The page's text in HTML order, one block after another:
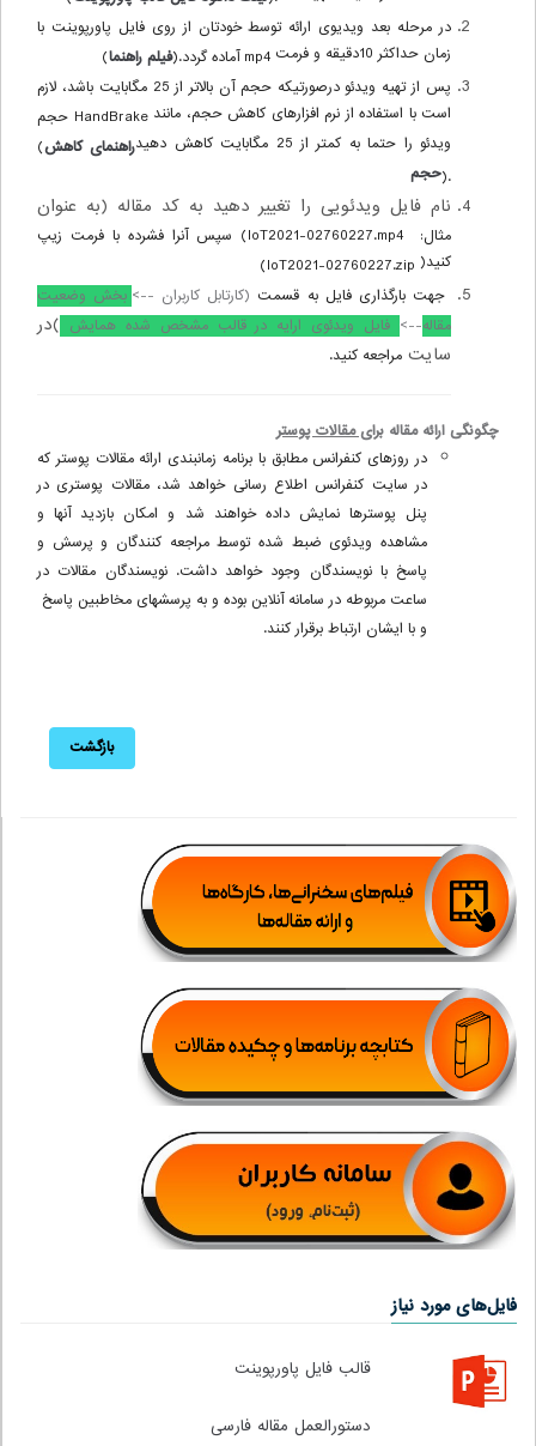
در مرحله بعد ویدیوی ارائه توسط خودتان از روی فایل پاورپوینت با
زمان حداکثر 10دقیقه و فرمت mp4آماده گردد (فیلم راهنما).
پس از تهیه ویدئو درصورتیکه حجم آن بالاتر از 25 مگابایت باشد، لازم
است با استفاده از نرم افزارهای کاهش حجم، مانند HandBrake حجم
ویدئو را حتما به کمتر از 25 مگابایت کاهش دهید (راهنمای کاهش
حجم).
نام فایل ویدئویی را تغییر دهید به کد مقاله (به عنوان
مثال: IoT2021-02760227.mp4) سپس آنرا فشرده با فرمت زیپ
کنید( IoT2021-02760227.zip
)
جهت بارگذاری فایل به قسمت (کارتابل کاربران --> بخش وضعیت
مقاله--> فایل ویدئوی ارایه در قالب مشخص شده همایش )در
سایت مراجعه کنید.
چگونگی ارائه مقاله برای مقالات پوستر
در روزهای کنفرانس مطابق با برنامه زمان­بندی ارائه مقالات پوستر که
در سایت کنفرانس اطلاع رسانی خواهد شد، مقالات پوستری در
پنل پوسترها نمایش داده خواهند شد و امکان بازدید آنها و
مشاهده ویدئوی ضبط شده توسط مراجعه کنندگان و پرسش و
پاسخ با نویسندگان وجود خواهد داشت. نویسندگان مقالات در
ساعت مربوطه در سامانه آنلاین بوده و به پرسشهای مخاطبین پاسخ
و با ایشان ارتباط برقرار کنند.
بازگشت
فایل‌های مورد نیاز
قالب فایل پاورپوینت
دستورالعمل مقاله فارسی